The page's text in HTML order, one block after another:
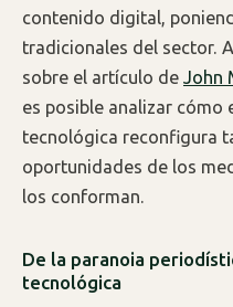
contenido digital,
tradicionales del sector.
sobre el artículo de John
es posible analizar cómo
tecnológica reconfigura
oportunidades de los
los conforman.
De la paranoia
tecnológica